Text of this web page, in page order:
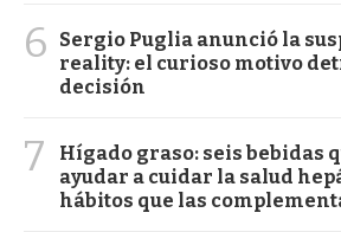
6
Sergio Puglia anunció la
reality: el curioso motivo
decisión
7
Hígado graso: seis bebidas
ayudar a cuidar la salud
hábitos que las